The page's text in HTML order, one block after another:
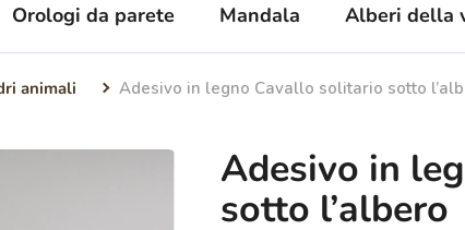
Orologi da parete Mandala Alberi della
animali Adesivo in legno Cavallo solitario sotto
Adesivo in
sotto l’albero